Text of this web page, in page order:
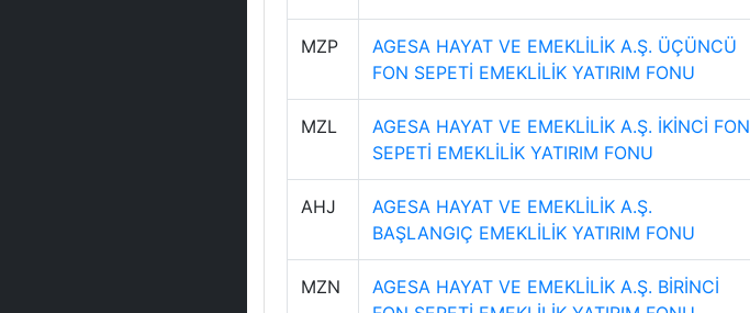
MZP
AGESA HAYAT VE EMEKLİLİK A.Ş. ÜÇÜNCÜ
FON SEPETİ EMEKLİLİK YATIRIM FONU
MZL
AGESA HAYAT VE EMEKLİLİK A.Ş. İKİNCİ FON
SEPETİ EMEKLİLİK YATIRIM FONU
AHJ
AGESA HAYAT VE EMEKLİLİK A.Ş.
BAŞLANGIÇ EMEKLİLİK YATIRIM FONU
MZN
AGESA HAYAT VE EMEKLİLİK A.Ş. BİRİNCİ